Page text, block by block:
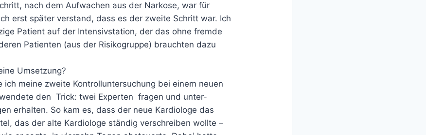
nach dem Aufwachen aus der Narkose, war für
erst später verstand, dass es der zweite Schritt war. Ich
Patient auf der Intensivstation, der das ohne fremde
Patienten (aus der Risikogruppe) brauchten dazu
Umsetzung?
ich meine zweite Kontrolluntersuchung bei einem neuen
den Trick: twei Experten fragen und unter-
erhalten. So kam es, dass der neue Kardiologe das
das der alte Kardiologe ständig verschreiben wollte –